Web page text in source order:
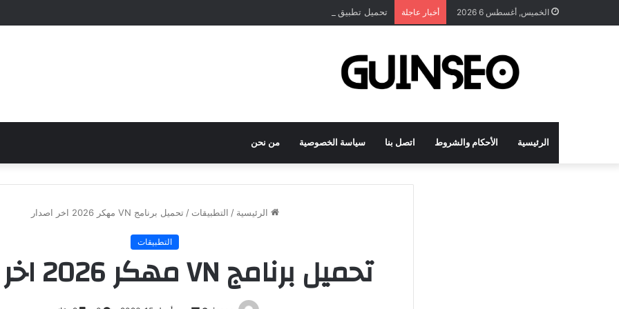
الخميس, أغسطس 6 2026 أخبار عاجلة تحميل تطبيق DrawNote مهكر 2026 النسخة المدفوعة للأندرويد مجاناً
الرئيسية الأحكام والشروط اتصل بنا سياسة الخصوصية من نحن
الرئيسية / التطبيقات / تحميل برنامج VN مهكر 2026 اخر اصدار
التطبيقات
تحميل برنامج VN مهكر 2026 اخر اصدار